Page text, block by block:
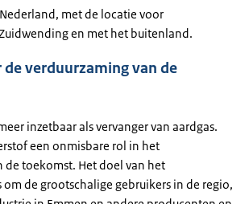
met de locatie voor
en met het buitenland.
verduurzaming van de
inzetbaar als vervanger van aardgas.
een onmisbare rol in het
de toekomst. Het doel van het
de grootschalige gebruikers in de regio,